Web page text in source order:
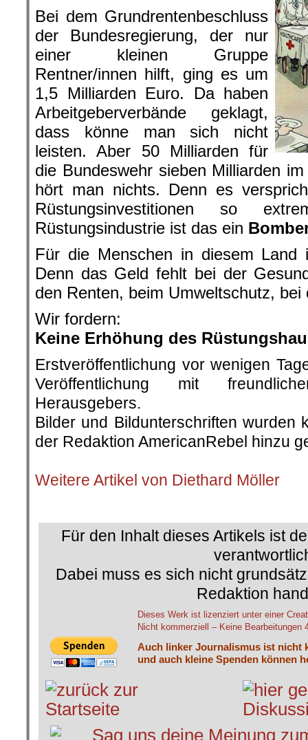
Bei dem Grundrentenbeschluss
der Bundesregierung, der nur
einer kleinen Gruppe
Rentner/innen hilft, ging es um
1,5 Milliarden Euro. Da haben
Arbeitgeberverbände geklagt,
dass könne man sich nicht
leisten. Aber 50 Milliarden für
die Bundeswehr sieben Milliarden
hört man nichts. Denn es
Rüstungsinvestitionen so
Rüstungsindustrie ist das ein
Für die Menschen in diesem Land
Denn das Geld fehlt bei der
den Renten, beim Umweltschutz, bei
Wir fordern:
Keine Erhöhung des
Erstveröffentlichung vor wenigen
Veröffentlichung mit
Herausgebers.
Bilder und Bildunterschriften wurden
der Redaktion AmericanRebel hinzu
Weitere Artikel von Diethard Möller
Für den Inhalt dieses Artikels ist
Dabei muss es sich nicht
Redaktion
Dieses Werk ist lizenziert unter einer
Nicht kommerziell – Keine Bearbeitungen
Auch linker Journalismus ist nicht
und auch kleine Spenden können